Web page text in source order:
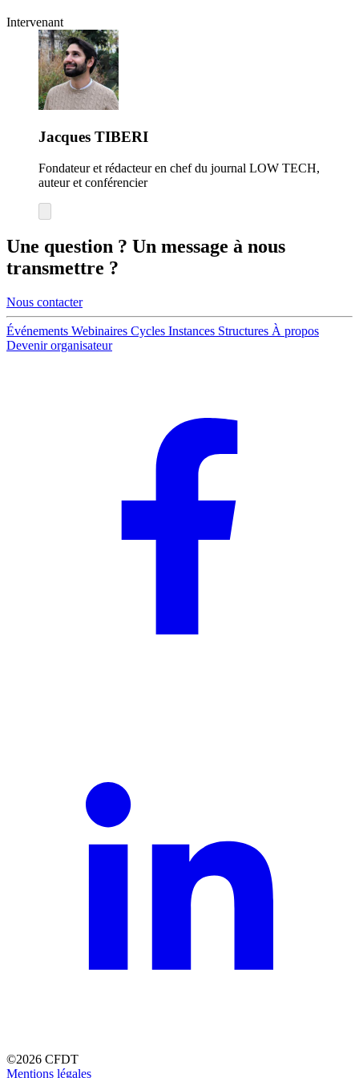
Intervenant
Jacques TIBERI
Fondateur et rédacteur en chef du journal LOW TECH,
auteur et conférencier
Une question ? Un message à nous
transmettre ?
Nous contacter
Événements Webinaires Cycles Instances Structures À propos
Devenir organisateur
©2026 CFDT
Mentions légales